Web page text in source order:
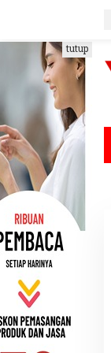
e
k
o
n
t
e
n
tutup